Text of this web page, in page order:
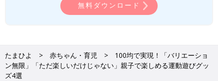
無料ダウンロード
たまひよ 赤ちゃん・育児
100均で実現！「バリエーショ
ン無限」「ただ楽しいだけじゃない」親子で楽しめる運動遊びグッ
ズ4選